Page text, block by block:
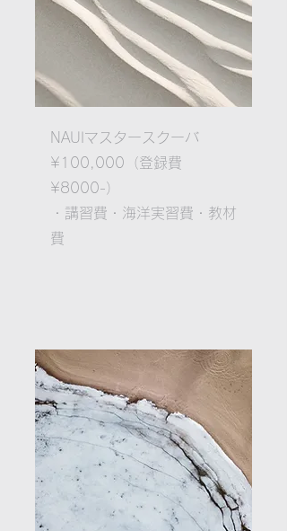
NAUI​マスタースクーバ
¥100,000（登録費
¥8000-）
・講習費 ・海洋実習費 ・教材
費